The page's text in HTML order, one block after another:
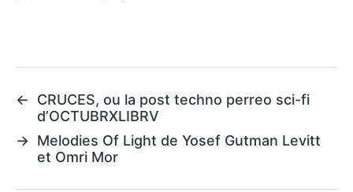
←
CRUCES, ou la post techno perreo sci-fi
d’OCTUBRXLIBRV
→ Melodies Of Light de Yosef Gutman Levitt
et Omri Mor